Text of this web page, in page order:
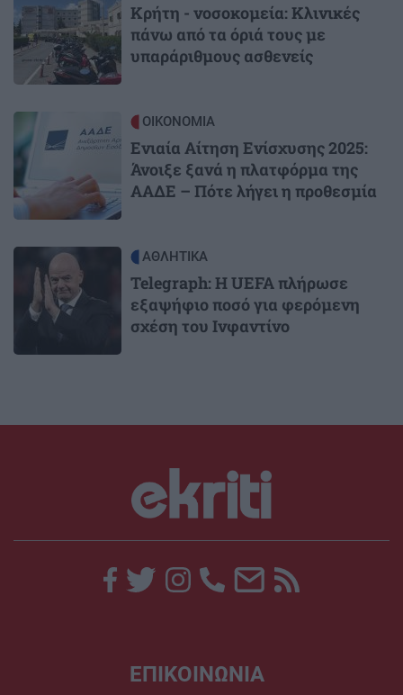
Κρήτη - νοσοκομεία: Κλινικές
πάνω από τα όριά τους με
υπαράριθμους ασθενείς
Image ΟΙΚΟΝΟΜΙΑ
Ενιαία Αίτηση Ενίσχυσης 2025:
Άνοιξε ξανά η πλατφόρμα της
ΑΑΔΕ – Πότε λήγει η προθεσμία
Image ΑΘΛΗΤΙΚΑ
Telegraph: Η UEFA πλήρωσε
εξαψήφιο ποσό για φερόμενη
σχέση του Ινφαντίνο
ΕΠΙΚΟΙΝΩΝΙΑ